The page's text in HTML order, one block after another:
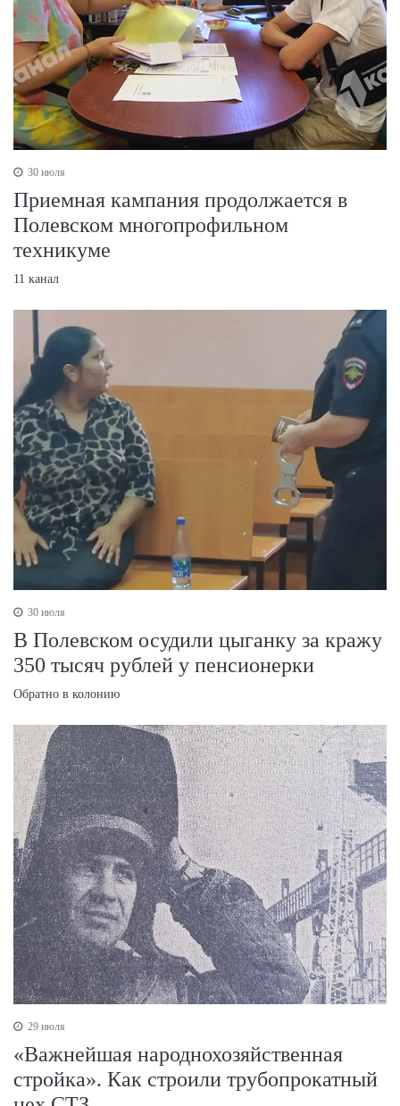
30 июля
Приемная кампания продолжается в
Полевском многопрофильном
техникуме
11 канал
30 июля
В Полевском осудили цыганку за кражу
350 тысяч рублей у пенсионерки
Обратно в колонию
29 июля
«Важнейшая народнохозяйственная
стройка». Как строили трубопрокатный